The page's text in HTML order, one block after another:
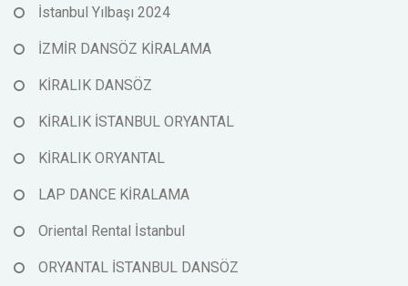
İstanbul Yılbaşı 2024
İZMİR DANSÖZ KİRALAMA
KİRALIK DANSÖZ
KİRALIK İSTANBUL ORYANTAL
KİRALIK ORYANTAL
LAP DANCE KİRALAMA
Oriental Rental İstanbul
ORYANTAL İSTANBUL DANSÖZ